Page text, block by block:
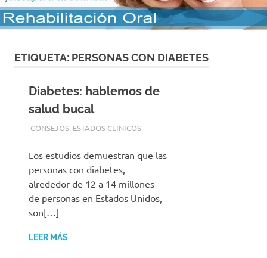
con
los
mejores
y
modernas
ETIQUETA: PERSONAS CON DIABETES
Diabetes: hablemos de
salud bucal
2 JUNIO, 2016
ADMIN
CONSEJOS, ESTADOS CLINICOS
Los estudios demuestran que las
personas con diabetes,
alrededor de 12 a 14 millones
de personas en Estados Unidos,
son[…]
LEER MÁS